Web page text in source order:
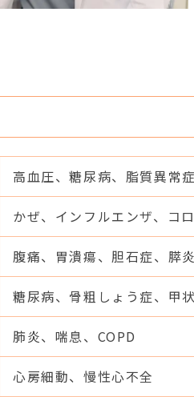
高血圧、糖尿病、脂質異常症
かぜ、インフルエンザ、コ
腹痛、胃潰瘍、胆石症、膵
糖尿病、骨粗しょう症、甲
肺炎、喘息、COPD
心房細動、慢性心不全